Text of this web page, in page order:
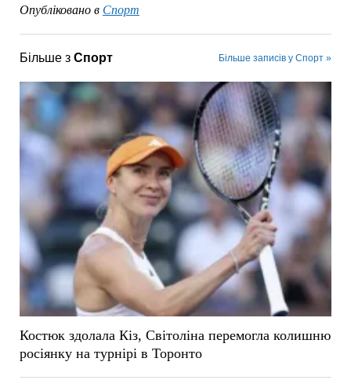
Опубліковано в Спорт
Більше з Спорт Більше записів у Спорт »
Костюк здолала Кіз, Світоліна перемогла колишню
росіянку на турнірі в Торонто